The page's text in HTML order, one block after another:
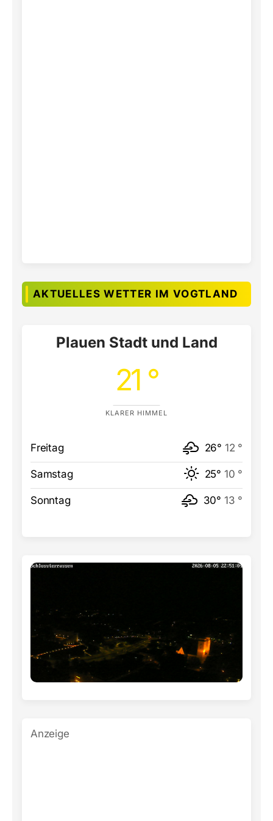
AKTUELLES WETTER IM VOGTLAND
Plauen Stadt und Land
21 °
KLARER HIMMEL
Freitag 26° 12 °
Samstag 25° 10 °
Sonntag 30° 13 °
Anzeige